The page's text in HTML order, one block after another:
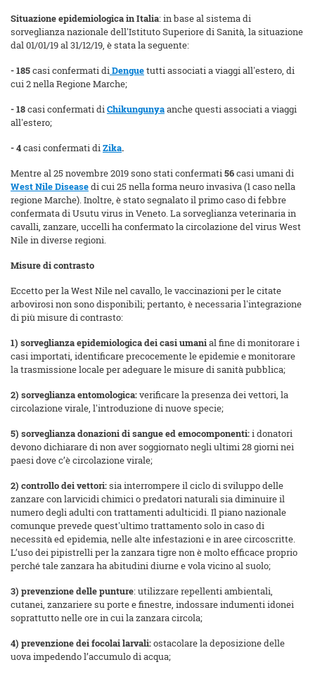
Situazione epidemiologica in Italia: in base al sistema di
sorveglianza nazionale dell'Istituto Superiore di Sanità, la situazione
dal 01/01/19 al 31/12/19, è stata la seguente:
- 185casi confermati diDenguetutti associati a viaggi all'estero, di
cui 2 nella Regione Marche;
- 18casi confermati diChikungunyaanche questi associati a viaggi
all'estero;
- 4casi confermati diZika.
Mentre al 25 novembre 2019 sono stati confermati56casi umani di
West Nile Diseasedi cui 25 nella forma neuro invasiva (1 caso nella
regione Marche). Inoltre, è stato segnalato il primo caso di febbre
confermata di Usutu virus in Veneto. La sorveglianza veterinaria in
cavalli, zanzare, uccelli ha confermato la circolazione del virus West
Nile in diverse regioni.
Misure di contrasto
Eccetto per la West Nile nel cavallo, le vaccinazioni per le citate
arbovirosi non sono disponibili; pertanto, è necessaria l'integrazione
di più misure di contrasto:
1) sorveglianza epidemiologica dei casi umanial fine di monitorare i
casi importati, identificare precocemente le epidemie e monitorare
la trasmissione locale per adeguare le misure di sanità pubblica;
2) sorveglianza entomologica:verificare la presenza dei vettori, la
circolazione virale, l'introduzione di nuove specie;
5) sorveglianza donazioni di sangue ed emocomponenti:i donatori
devono dichiarare di non aver soggiornato negli ultimi 28 giorni nei
paesi dove c’è circolazione virale;
2) controllo dei vettori:sia interrompere il ciclo di sviluppo delle
zanzare con larvicidi chimici o predatori naturali sia diminuire il
numero degli adulti con trattamenti adulticidi. Il piano nazionale
comunque prevede quest'ultimo trattamento solo in caso di
necessità ed epidemia, nelle alte infestazioni e in aree circoscritte.
L’uso dei pipistrelli per la zanzara tigre non è molto efficace proprio
perché tale zanzara ha abitudini diurne e vola vicino al suolo;
3) prevenzione delle punture: utilizzare repellenti ambientali,
cutanei, zanzariere su porte e finestre, indossare indumenti idonei
soprattutto nelle ore in cui la zanzara circola;
4) prevenzione dei focolai larvali:ostacolare la deposizione delle
uova impedendo l’accumulo di acqua;